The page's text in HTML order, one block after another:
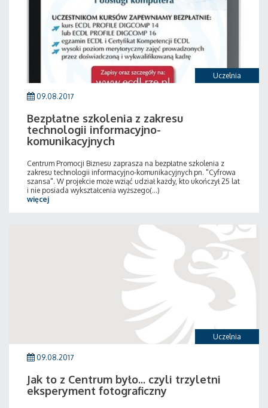
Uczelnia
09.08.2017
Bezpłatne szkolenia z zakresu
technologii informacyjno-
komunikacyjnych
Centrum Promocji Biznesu zaprasza na bezpłatne szkolenia z
zakresu technologii informacyjno-komunikacyjnych pn. "Cyfrowa
szansa". W projekcie może wziąć udział każdy, kto ukończył 25 lat
i nie posiada wykształcenia wyższego(...)
więcej
Uczelnia
09.08.2017
Jak to z Centrum było... czyli trzyletni
eksperyment fotograficzny